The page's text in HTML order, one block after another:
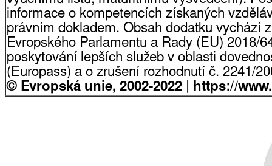
informace o kompetencích získaných
právním dokladem. Obsah dodatku vychází
Evropského Parlamentu a Rady (EU) 2018/
poskytování lepších služeb v oblasti
(Europass) a o zrušení rozhodnutí č. 2241/
© Evropská unie, 2002-2022 | https://